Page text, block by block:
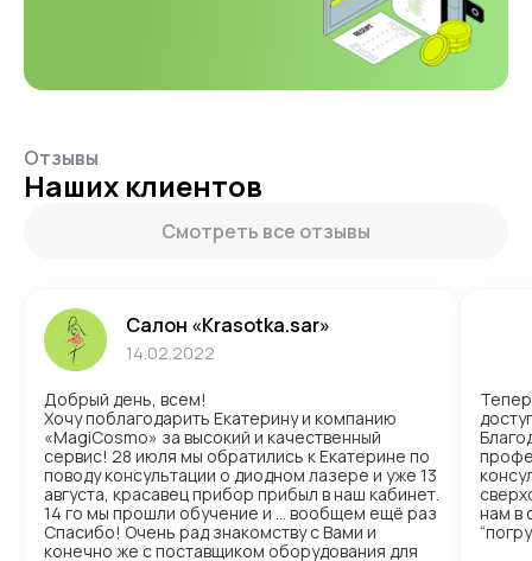
Отзывы
Наших клиентов
Смотреть все отзывы
Салон «Krasotka.sar»
14.02.2022
Добрый день, всем!
Хочу поблагодарить Екатерину и компанию
«MagiCosmo» за высокий и качественный
сервис! 28 июля мы обратились к Екатерине по
поводу консультации о диодном лазере и уже 13
августа, красавец прибор прибыл в наш кабинет.
14 го мы прошли обучение и … вообщем ещё раз
Спасибо! Очень рад знакомству с Вами и
конечно же с поставщиком оборудования для
нам в